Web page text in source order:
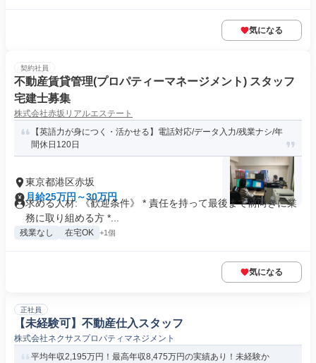
気になる
契約社員
不動産賃貸管理(プロパティーマネージメント) スタッフ
宅建士募集
株式会社赤坂リアルエステート
【英語力が身につく・活かせる】電話対応/データ入力/残業ナシ/年
間休日120日
東京都港区赤坂
月給25万円～30万円
求める人材: 《歓迎条件》 * 責任を持って最後まで前向きに業
務に取り組める方 *...
残業なし 在宅OK +1個
気になる
正社員
【未経験可】不動産仕入スタッフ
株式会社ネクサスプロパティマネジメント
平均年収2,195万円！最高年収8,475万円の実績あり！未経験か